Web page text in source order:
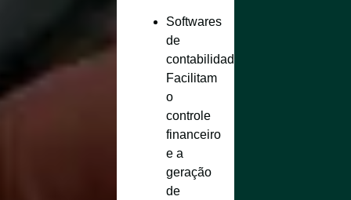
Softwares
de
contabilidade
Facilitam
o
controle
financeiro
e a
geração
de